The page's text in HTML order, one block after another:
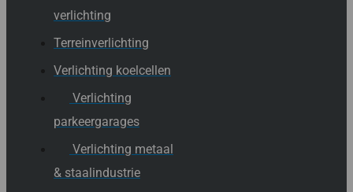
verlichting
Terreinverlichting
Verlichting koelcellen
Verlichting
parkeergarages
Verlichting metaal
& staalindustrie